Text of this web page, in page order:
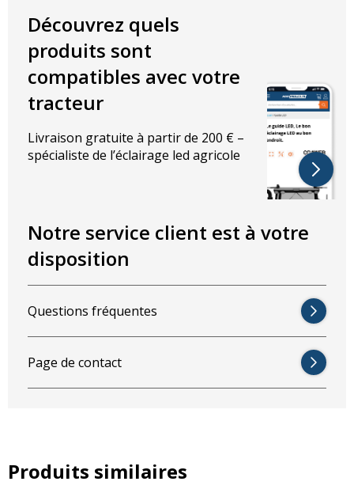
Découvrez quels
produits sont
compatibles avec votre
tracteur
Livraison gratuite à partir de 200 € –
spécialiste de l’éclairage led agricole
Notre service client est à votre
disposition
Questions fréquentes
Page de contact
Produits similaires